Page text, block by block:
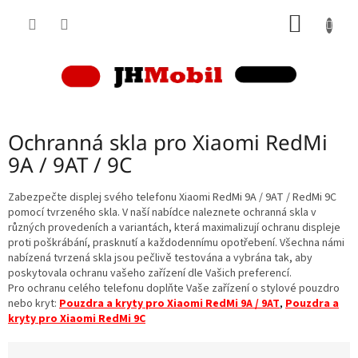
Ochranná skla pro Xiaomi RedMi
9A / 9AT / 9C
Zabezpečte displej svého telefonu Xiaomi RedMi 9A / 9AT / RedMi 9C
pomocí tvrzeného skla. V naší nabídce naleznete ochranná skla v
různých provedeních a variantách, která maximalizují ochranu displeje
proti poškrábání, prasknutí a každodennímu opotřebení. Všechna námi
nabízená tvrzená skla jsou pečlivě testována a vybrána tak, aby
poskytovala ochranu vašeho zařízení dle Vašich preferencí.
Pro ochranu celého telefonu doplňte Vaše zařízení o stylové pouzdro
nebo kryt: Pouzdra a kryty pro Xiaomi RedMi 9A / 9AT, Pouzdra a
kryty pro Xiaomi RedMi 9C